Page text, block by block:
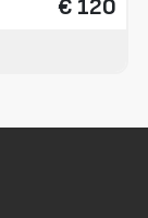
€ 120